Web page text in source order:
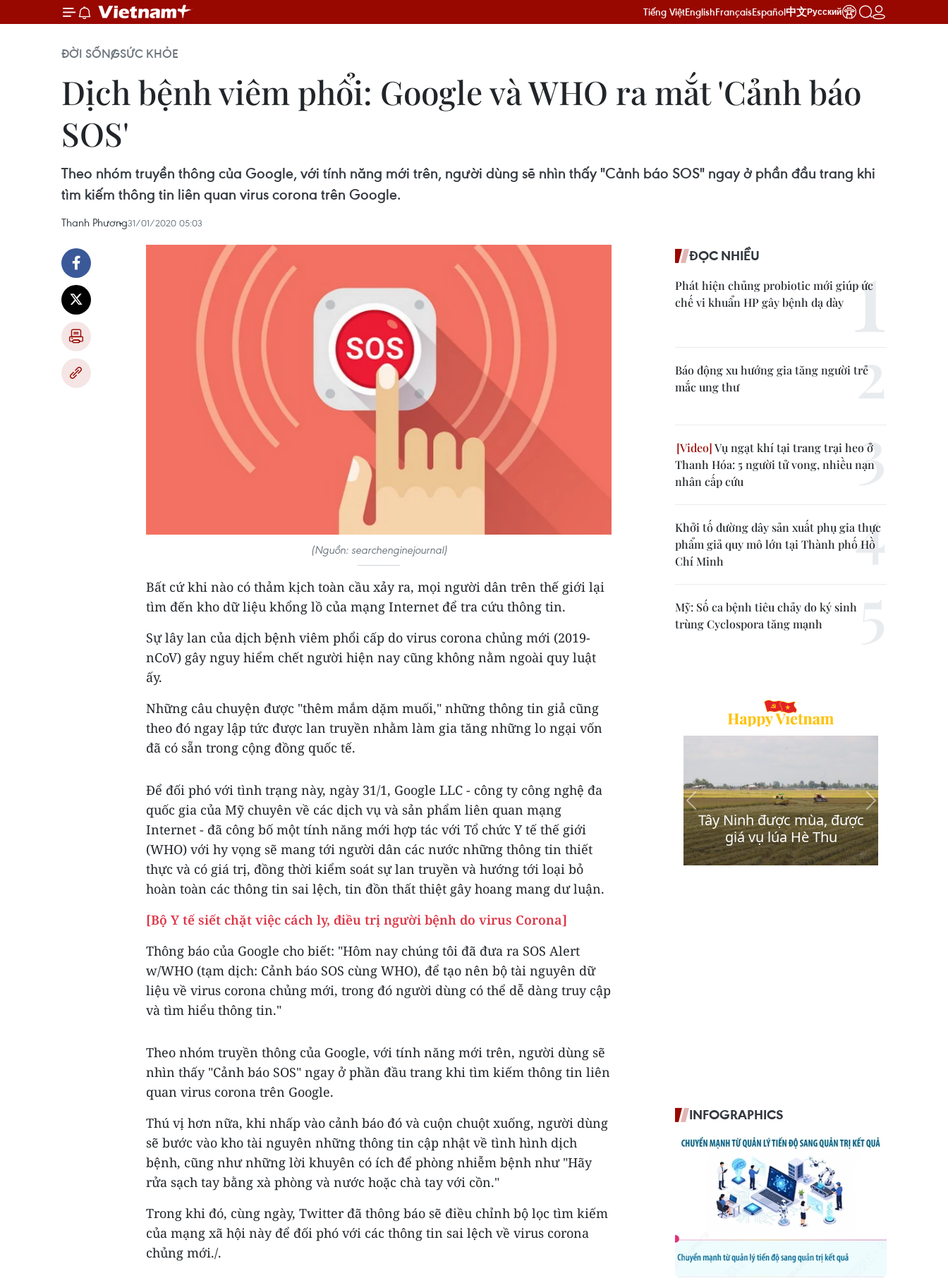
Tiếng ViệtEnglishFrançaisEspañol中文Русский
ĐỜI SỐNGSỨC KHỎE
Dịch bệnh viêm phổi: Google và WHO ra mắt 'Cảnh báo
SOS'
Theo nhóm truyền thông của Google, với tính năng mới trên, người dùng sẽ nhìn thấy "Cảnh báo SOS" ngay ở phần đầu trang khi
tìm kiếm thông tin liên quan virus corona trên Google.
Thanh Phương31/01/2020 05:03
(Nguồn: searchenginejournal)
Bất cứ khi nào có thảm kịch toàn cầu xảy ra, mọi người dân trên thế giới lại
tìm đến kho dữ liệu khổng lồ của mạng Internet để tra cứu thông tin.
Sự lây lan của dịch bệnh viêm phổi cấp do virus corona chủng mới (2019-
nCoV) gây nguy hiểm chết người hiện nay cũng không nằm ngoài quy luật
ấy.
Những câu chuyện được "thêm mắm dặm muối," những thông tin giả cũng
theo đó ngay lập tức được lan truyền nhằm làm gia tăng những lo ngại vốn
đã có sẵn trong cộng đồng quốc tế.
Để đối phó với tình trạng này, ngày 31/1, Google LLC - công ty công nghệ đa
quốc gia của Mỹ chuyên về các dịch vụ và sản phẩm liên quan mạng
Internet - đã công bố một tính năng mới hợp tác với Tổ chức Y tế thế giới
(WHO) với hy vọng sẽ mang tới người dân các nước những thông tin thiết
thực và có giá trị, đồng thời kiểm soát sự lan truyền và hướng tới loại bỏ
hoàn toàn các thông tin sai lệch, tin đồn thất thiệt gây hoang mang dư luận.
[Bộ Y tế siết chặt việc cách ly, điều trị người bệnh do virus Corona]
Thông báo của Google cho biết: "Hôm nay chúng tôi đã đưa ra SOS Alert
w/WHO (tạm dịch: Cảnh báo SOS cùng WHO), để tạo nên bộ tài nguyên dữ
liệu về virus corona chủng mới, trong đó người dùng có thể dễ dàng truy cập
và tìm hiểu thông tin."
Theo nhóm truyền thông của Google, với tính năng mới trên, người dùng sẽ
nhìn thấy "Cảnh báo SOS" ngay ở phần đầu trang khi tìm kiếm thông tin liên
quan virus corona trên Google.
Thú vị hơn nữa, khi nhấp vào cảnh báo đó và cuộn chuột xuống, người dùng
sẽ bước vào kho tài nguyên những thông tin cập nhật về tình hình dịch
bệnh, cũng như những lời khuyên có ích để phòng nhiễm bệnh như "Hãy
rửa sạch tay bằng xà phòng và nước hoặc chà tay với cồn."
Trong khi đó, cùng ngày, Twitter đã thông báo sẽ điều chỉnh bộ lọc tìm kiếm
của mạng xã hội này để đối phó với các thông tin sai lệch về virus corona
chủng mới./.
ĐỌC NHIỀU
Phát hiện chủng probiotic mới giúp ức
chế vi khuẩn HP gây bệnh dạ dày
Báo động xu hướng gia tăng người trẻ
mắc ung thư
Vụ ngạt khí tại trang trại heo ở
Thanh Hóa: 5 người tử vong, nhiều nạn
nhân cấp cứu
Khởi tố đường dây sản xuất phụ gia thực
phẩm giả quy mô lớn tại Thành phố Hồ
Chí Minh
Mỹ: Số ca bệnh tiêu chảy do ký sinh
trùng Cyclospora tăng mạnh
INFOGRAPHICS